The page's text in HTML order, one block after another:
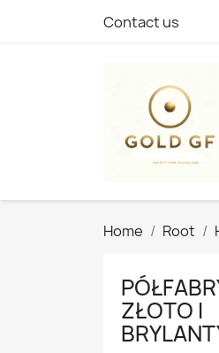
Contact us
Home Root
ZŁOTO I